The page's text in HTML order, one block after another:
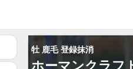
牡 鹿毛 登録抹消
ホーマンクラフ